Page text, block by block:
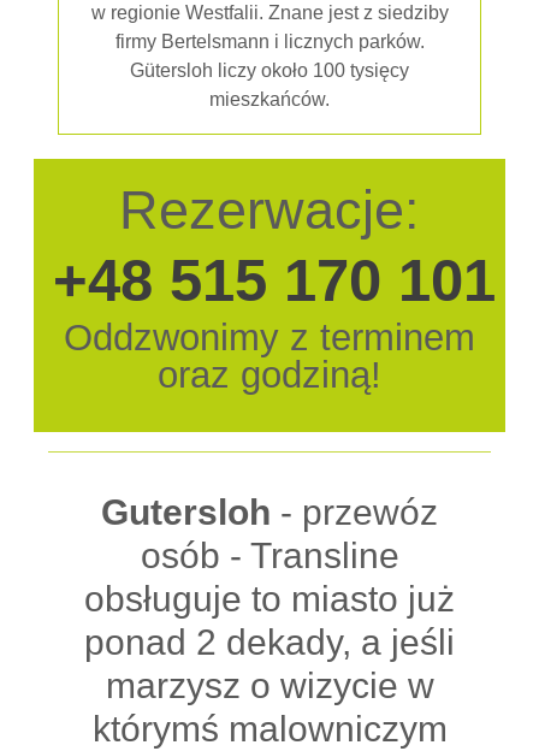
w regionie Westfalii. Znane jest z siedziby
firmy Bertelsmann i licznych parków.
Gütersloh liczy około 100 tysięcy
mieszkańców.
Rezerwacje:
+48 515 170 101
Oddzwonimy z terminem
oraz godziną!
Gutersloh - przewóz
osób - Transline
obsługuje to miasto już
ponad 2 dekady, a jeśli
marzysz o wizycie w
którymś malowniczym